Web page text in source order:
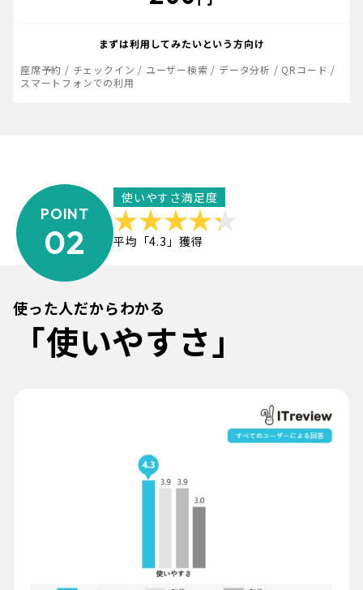
まずは利用してみたいという方向け
座席予約 / チェックイン / ユーザー検索 / データ分析 / QRコード /
スマートフォンでの利用
POINT
02
使いやすさ満足度
平均「4.3」獲得
使った人だからわかる
「使いやすさ」